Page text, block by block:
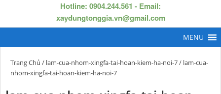
Hotline: 0904.244.561 - Email:
xaydungtonggia.vn@gmail.com
Trang Chủ / lam-cua-nhom-xingfa-tai-hoan-kiem-ha-noi-7/ lam-cua-
nhom-xingfa-tai-hoan-kiem-ha-noi-7